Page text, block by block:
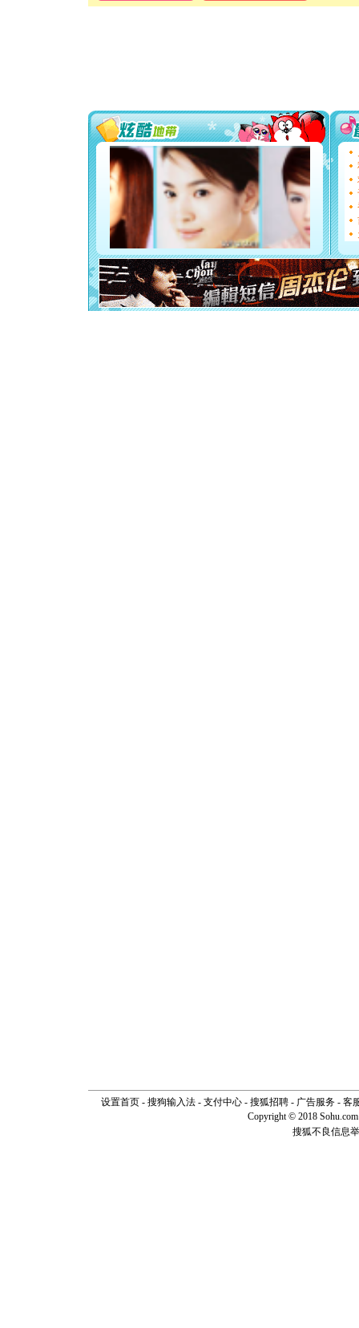
卖了。水
你太多，
要平安
[圣诞节]
能正大
天都要快
[圣诞节]
如意,快
[元旦]
看
断电。
你是我
[元旦]如
起；二是
离。水晶
[元旦]当
泣，这痛
设置首页- 搜狗输入法- 支付中心- 搜狐招聘- 广告服务- 客
Copyright © 2018
搜狐不良信息